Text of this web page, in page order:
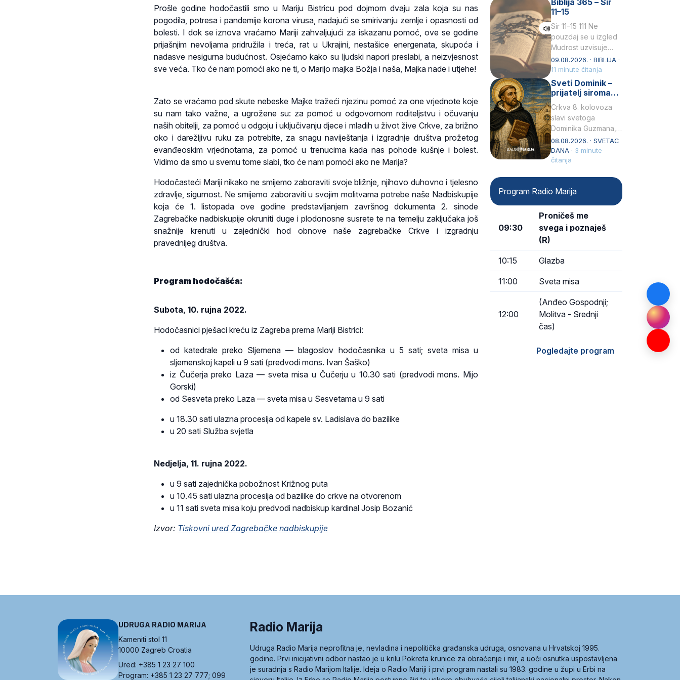
Prošle godine hodočastili smo u Mariju Bistricu pod dojmom dvaju zala koja su nas
pogodila, potresa i pandemije korona virusa, nadajući se smirivanju zemlje i opasnosti od
bolesti. I dok se iznova vraćamo Mariji zahvaljujući za iskazanu pomoć, ove se godine
prijašnjim nevoljama pridružila i treća, rat u Ukrajini, nestašice energenata, skupoća i
nadasve nesigurna budućnost. Osjećamo kako su ljudski napori preslabi, a neizvjesnost
sve veća. Tko će nam pomoći ako ne ti, o Marijo majka Božja i naša, Majka nade i utjehe!
Zato se vraćamo pod skute nebeske Majke tražeći njezinu pomoć za one vrjednote koje
su nam tako važne, a ugrožene su: za pomoć u odgovornom roditeljstvu i očuvanju
naših obitelji, za pomoć u odgoju i uključivanju djece i mladih u život žive Crkve, za brižno
oko i darežljivu ruku za potrebite, za snagu naviještanja i izgradnje društva prožetog
evanđeoskim vrjednotama, za pomoć u trenucima kada nas pohode kušnje i bolest.
Vidimo da smo u svemu tome slabi, tko će nam pomoći ako ne Marija?
Hodočasteći Mariji nikako ne smijemo zaboraviti svoje bližnje, njihovo duhovno i tjelesno
zdravlje, sigurnost. Ne smijemo zaboraviti u svojim molitvama potrebe naše Nadbiskupije
koja će 1. listopada ove godine predstavljanjem završnog dokumenta 2. sinode
Zagrebačke nadbiskupije okruniti duge i plodonosne susrete te na temelju zaključaka još
snažnije krenuti u zajednički hod obnove naše zagrebačke Crkve i izgradnju
pravednijeg društva.
Program hodočašća:
Subota, 10. rujna 2022.
Hodočasnici pješaci kreću iz Zagreba prema Mariji Bistrici:
od katedrale preko Sljemena — blagoslov hodočasnika u 5 sati; sveta misa u
sljemenskoj kapeli u 9 sati (predvodi mons. Ivan Šaško)
iz Čučerja preko Laza — sveta misa u Čučerju u 10.30 sati (predvodi mons. Mijo
Gorski)
od Sesveta preko Laza — sveta misa u Sesvetama u 9 sati
u 18.30 sati ulazna procesija od kapele sv. Ladislava do bazilike
u 20 sati Služba svjetla
Nedjelja, 11. rujna 2022.
u 9 sati zajednička pobožnost Križnog puta
u 10.45 sati ulazna procesija od bazilike do crkve na otvorenom
u 11 sati sveta misa koju predvodi nadbiskup kardinal Josip Bozanić
Izvor: Tiskovni ured Zagrebačke nadbiskupije
židovske obitelji, 12.
listopada 1891, u
Wrocławu…
Biblija 365 – Sir
11–15
Sir 11–15 111 Ne
pouzdaj se u izgled
Mudrost uzvisuje
glavu siromahui
posađuje ga među
knezove.2 Ne hvali
čovjeka po obličju
09.08.2026. · BIBLIJA ·
11 minute čitanja
Sveti Dominik –
prijatelj siromaha
i širitelj krunice
Crkva 8. kolovoza
slavi svetoga
Dominika Guzmana,
svećenika i
utemeljitelja Reda
propovjednika (Ordo
dubokom ljubavlju
08.08.2026. · SVETAC
DANA · 3 minute
čitanja
Program Radio Marija
09:30
Proničeš me
svega i poznaješ
(R)
10:15 Glazba
11:00 Sveta misa
12:00
(Anđeo Gospodnji;
Molitva - Srednji
čas)
Pogledajte program
UDRUGA RADIO MARIJA
Kameniti stol 11
10000 Zagreb Croatia
Ured: +385 1 23 27 100
Program: +385 1 23 27 777; 099
Radio Marija
Udruga Radio Marija neprofitna je, nevladina i nepolitička građanska udruga, osnovana u Hrvatskoj 1995.
godine. Prvi inicijativni odbor nastao je u krilu Pokreta krunice za obraćenje i mir, a uoči osnutka uspostavljena
je suradnja s Radio Marijom Italije. Ideja o Radio Mariji i prvi program nastali su 1983. godine u župi u Erbi na